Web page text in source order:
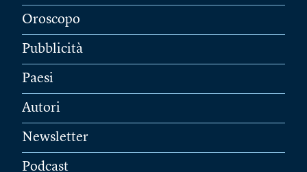
Oroscopo
Pubblicità
Paesi
Autori
Newsletter
Podcast